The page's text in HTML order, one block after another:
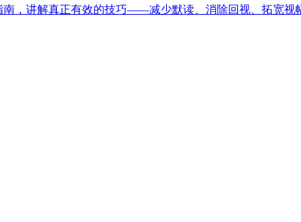
，讲解真正有效的技巧——减少默读、消除回视、拓宽